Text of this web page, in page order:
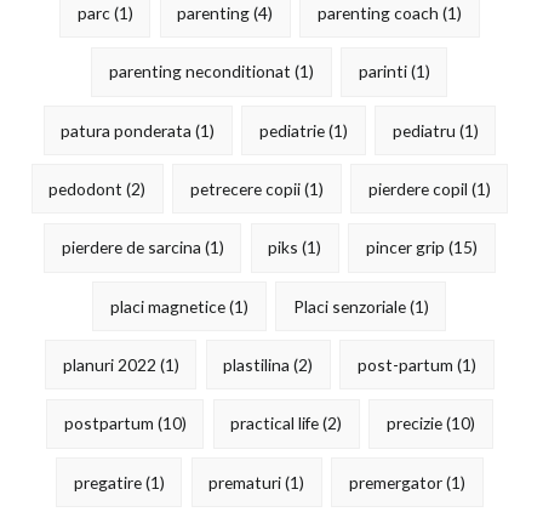
parc(1) parenting(4) parenting coach (1)
parenting neconditionat (1) parinti(1)
patura ponderata (1) pediatrie(1) pediatru (1)
pedodont (2) petrecere copii(1) pierdere copil (1)
pierdere de sarcina (1) piks (1) pincer grip (15)
placi magnetice(1) Placi senzoriale(1)
planuri 2022 (1) plastilina (2) post-partum (1)
postpartum (10) practical life(2) precizie(10)
pregatire(1) prematuri(1) premergator(1)